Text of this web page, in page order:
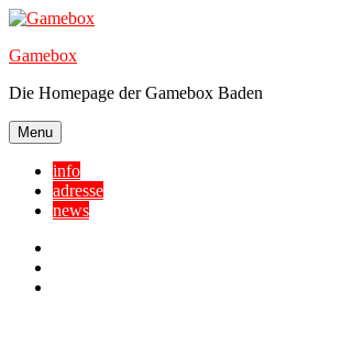
Skip
content
Gamebox
Die Homepage der Gamebox Baden
Menu
info
adresse
news